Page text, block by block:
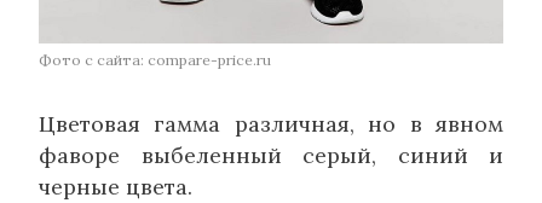
Фото с сайта: compare-price.ru
Цветовая гамма различная, но в явном
фаворе выбеленный серый, синий и
черные цвета.